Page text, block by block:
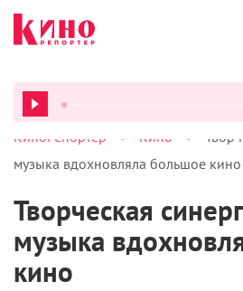
КиноРепортер > Кино >
музыка вдохновляла большое кино
Творческая
музыка
кино